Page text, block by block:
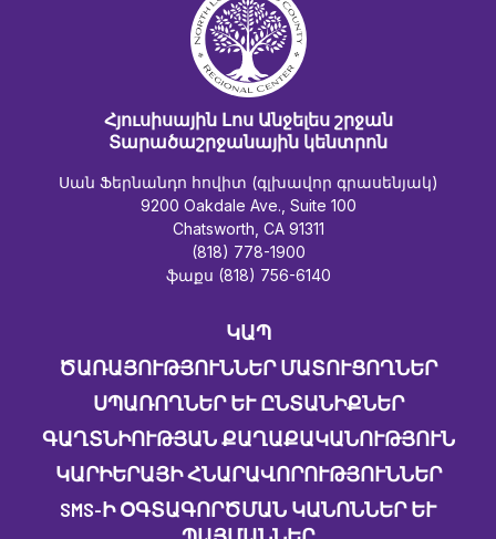
Հյուսիսային Լոս Անջելես շրջան
Տարածաշրջանային կենտրոն
Սան Ֆերնանդո հովիտ (գլխավոր գրասենյակ)
9200 Oakdale Ave., Suite 100
Chatsworth, CA 91311
(818) 778-1900
ֆաքս (818) 756-6140
ԿԱՊ
ԾԱՌԱՅՈՒԹՅՈՒՆՆԵՐ ՄԱՏՈՒՑՈՂՆԵՐ
ՍՊԱՌՈՂՆԵՐ ԵՒ ԸՆՏԱՆԻՔՆԵՐ
ԳԱՂՏՆԻՈՒԹՅԱՆ ՔԱՂԱՔԱԿԱՆՈՒԹՅՈՒՆ
ԿԱՐԻԵՐԱՅԻ ՀՆԱՐԱՎՈՐՈՒԹՅՈՒՆՆԵՐ
SMS-Ի ՕԳՏԱԳՈՐԾՄԱՆ ԿԱՆՈՆՆԵՐ ԵՒ Պ